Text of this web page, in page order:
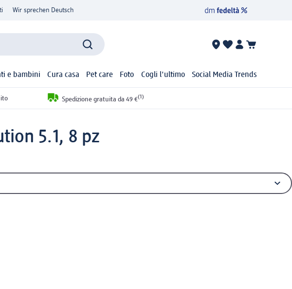
Wir sprechen Deutsch
e bambini Cura casa Pet care Foto Cogli l'ultimo Social Media Trends
Spedizione gratuita da 49 €(1)
5.1, 8 pz